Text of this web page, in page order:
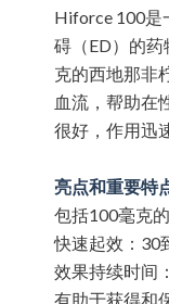
Hiforce 100是
碍（ED）的药
克的西地那非
血流，帮助在
很好，作用迅
亮点和重要特
包括100毫克
快速起效： 30
效果持续时间：
有助于获得和